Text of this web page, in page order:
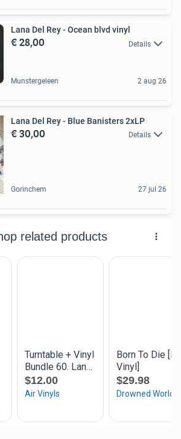
Lana Del Rey - Ocean blvd vinyl
€ 28,00 Details
Munstergeleen 2 aug 26
Lana Del Rey - Blue Banisters 2xLP
€ 30,00 Details
Gorinchem 27 jul 26